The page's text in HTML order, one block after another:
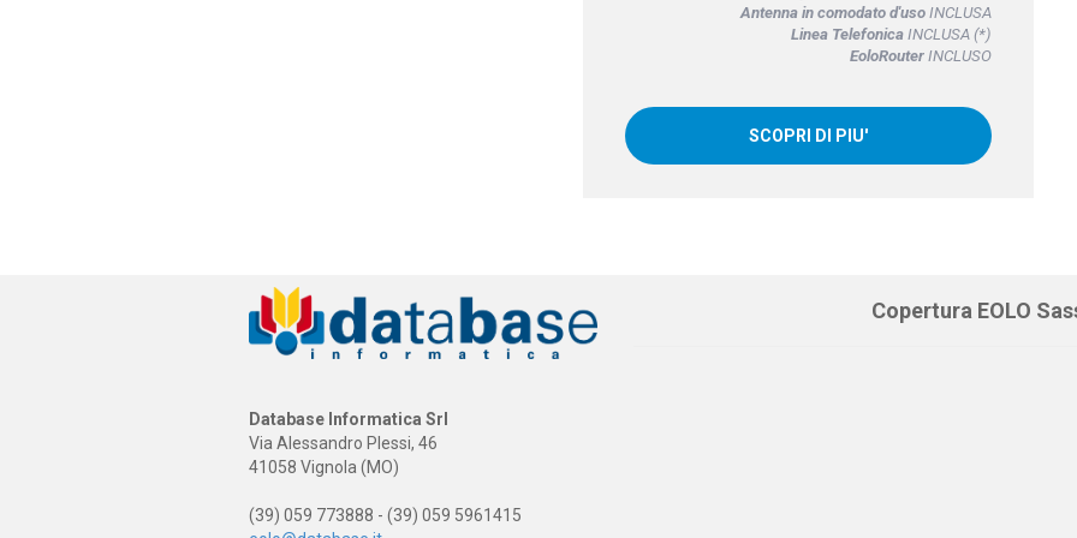
Antenna in comodato d'usoINCLUSA
Linea TelefonicaINCLUSA (*)
EoloRouterINCLUSO
SCOPRI DI PIU'
Database Informatica Srl
Via Alessandro Plessi, 46
41058 Vignola (MO)
(39) 059 773888 - (39) 059 5961415
Copertura EOLO